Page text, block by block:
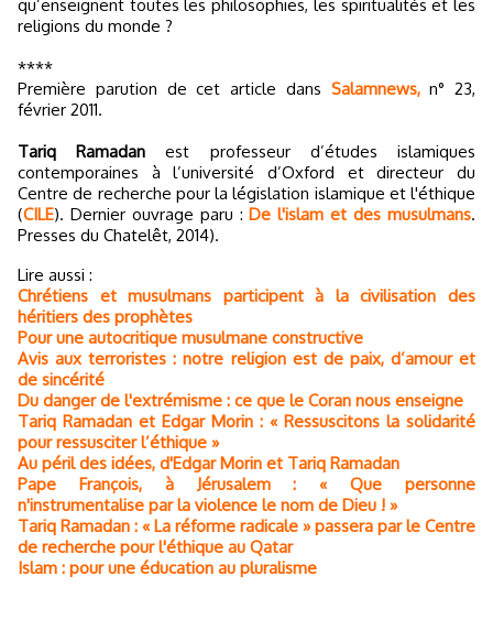
qu’enseignent toutes les philosophies, les spiritualités et les
religions du monde ?
****
Première parution de cet article dans Salamnews,n° 23,
février 2011.
Tariq Ramadan est professeur d’études islamiques
contemporaines à l’université d’Oxford et directeur du
Centre de recherche pour la législation islamique et l'éthique
(CILE). Dernier ouvrage paru : De l'islam et des musulmans.
Presses du Chatelêt, 2014).
Lire aussi :
Chrétiens et musulmans participent à la civilisation des
héritiers des prophètes
Pour une autocritique musulmane constructive
Avis aux terroristes : notre religion est de paix, d’amour et
de sincérité
Du danger de l'extrémisme : ce que le Coran nous enseigne
Tariq Ramadan et Edgar Morin : « Ressuscitons la solidarité
pour ressusciter l’éthique »
Au péril des idées, d'Edgar Morin et Tariq Ramadan
Pape François, à Jérusalem : « Que personne
n'instrumentalise par la violence le nom de Dieu ! »
Tariq Ramadan : « La réforme radicale » passera par le Centre
de recherche pour l'éthique au Qatar
Islam : pour une éducation au pluralisme